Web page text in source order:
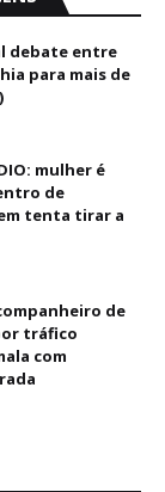
debate entre
para mais de
mulher é
de
tenta tirar a
companheiro de
tráfico
com